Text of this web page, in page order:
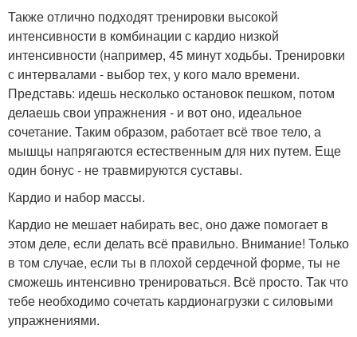
Также отлично подходят тренировки высокой
интенсивности в комбинации с кардио низкой
интенсивности (например, 45 минут ходьбы. Тренировки
с интервалами - выбор тех, у кого мало времени.
Представь: идешь несколько остановок пешком, потом
делаешь свои упражнения - и вот оно, идеальное
сочетание. Таким образом, работает всё твое тело, а
мышцы напрягаются естественным для них путем. Еще
один бонус - не травмируются суставы.
Кардио и набор массы.
Кардио не мешает набирать вес, оно даже помогает в
этом деле, если делать всё правильно. Внимание! Только
в том случае, если ты в плохой сердечной форме, ты не
сможешь интенсивно тренироваться. Всё просто. Так что
тебе необходимо сочетать кардионагрузки с силовыми
упражнениями.